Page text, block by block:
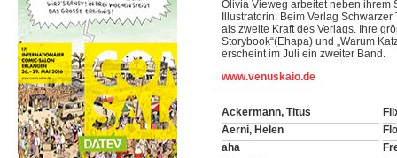
Olivia Vieweg arbeitet neben ihrem
Illustratorin. Beim Verlag
als zweite Kraft des Verlags. Ihre
Storybook“(Ehapa) und „Warum
erscheint im Juli ein zweiter Band.
www.venuskaio.de
Ackermann, Titus
Aerni, Helen
aha